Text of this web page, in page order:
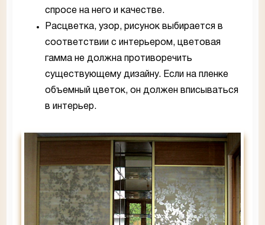
спросе на него и качестве.
Расцветка, узор, рисунок выбирается в
соответствии с интерьером, цветовая
гамма не должна противоречить
существующему дизайну. Если на пленке
объемный цветок, он должен вписываться
в интерьер.